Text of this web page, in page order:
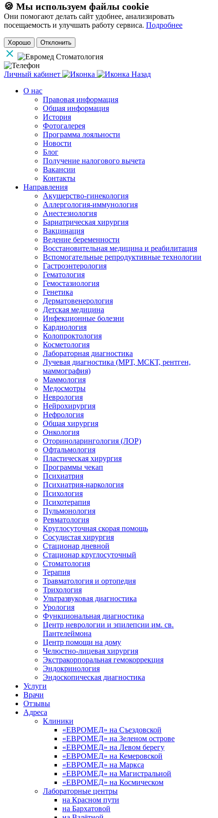
🍪 Мы используем файлы cookie
Они помогают делать сайт удобнее, анализировать
посещаемость и улучшать работу сервиса. Подробнее
Хорошо Отклонить
Личный кабинет
Назад
О нас
Правовая информация
Общая информация
История
Фотогалерея
Программа лояльности
Новости
Блог
Получение налогового вычета
Вакансии
Контакты
Направления
Акушерство-гинекология
Аллергология-иммунология
Анестезиология
Бариатрическая хирургия
Вакцинация
Ведение беременности
Восстановительная медицина и реабилитация
Вспомогательные репродуктивные технологии
Гастроэнтерология
Гематология
Гемостазиология
Генетика
Дерматовенерология
Детская медицина
Инфекционные болезни
Кардиология
Колопроктология
Косметология
Лабораторная диагностика
Лучевая диагностика (МРТ, МСКТ, рентген,
маммография)
Маммология
Медосмотры
Неврология
Нейрохирургия
Нефрология
Общая хирургия
Онкология
Оториноларингология (ЛОР)
Офтальмология
Пластическая хирургия
Программы чекап
Психиатрия
Психиатрия-наркология
Психология
Психотерапия
Пульмонология
Ревматология
Круглосуточная скорая помощь
Сосудистая хирургия
Стационар дневной
Стационар круглосуточный
Стоматология
Терапия
Травматология и ортопедия
Трихология
Ультразвуковая диагностика
Урология
Функциональная диагностика
Центр неврологии и эпилепсии им. св.
Пантелеймона
Центр помощи на дому
Челюстно-лицевая хирургия
Экстракорпоральная гемокоррекция
Эндокринология
Эндоскопическая диагностика
Услуги
Врачи
Отзывы
Адреса
Клиники
«ЕВРОМЕД» на Съездовской
«ЕВРОМЕД» на Зеленом острове
«ЕВРОМЕД» на Левом берегу
«ЕВРОМЕД» на Кемеровской
«ЕВРОМЕД» на Маркса
«ЕВРОМЕД» на Магистральной
«ЕВРОМЕД» на Космическом
Лабораторные центры
на Красном пути
на Бархатовой